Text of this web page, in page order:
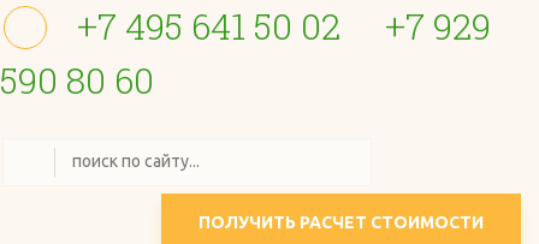
+7 495 641 50 02
+7 929
590 80 60
ПОЛУЧИТЬ РАСЧЕТ СТОИМОСТИ